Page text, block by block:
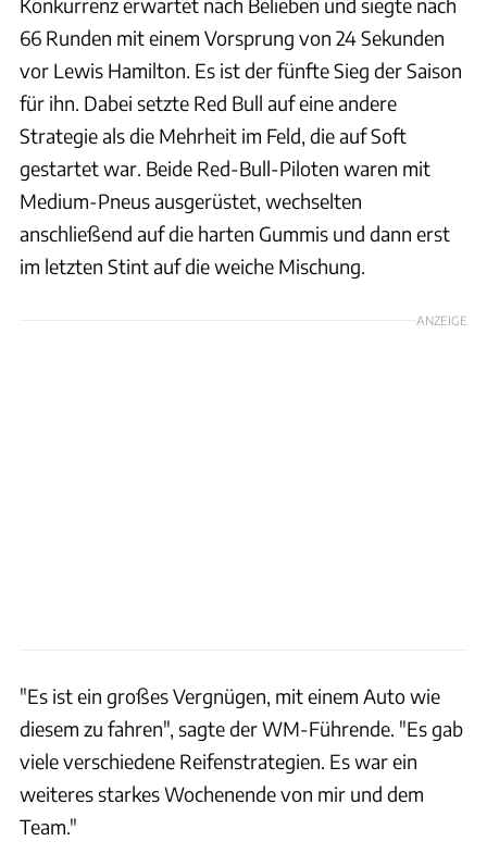
66 Runden mit einem Vorsprung von 24 Sekunden
vor Lewis Hamilton. Es ist der fünfte Sieg der Saison
für ihn. Dabei setzte Red Bull auf eine andere
Strategie als die Mehrheit im Feld, die auf Soft
gestartet war. Beide Red-Bull-Piloten waren mit
Medium-Pneus ausgerüstet, wechselten
anschließend auf die harten Gummis und dann erst
im letzten Stint auf die weiche Mischung.
ANZEIGE
"Es ist ein großes Vergnügen, mit einem Auto wie
diesem zu fahren", sagte der WM-Führende. "Es gab
viele verschiedene Reifenstrategien. Es war ein
weiteres starkes Wochenende von mir und dem
Team."